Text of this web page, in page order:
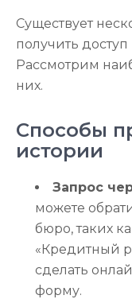
Существует
получить
Рассмотрим
них.
Способы
истории
Запрос
можете
бюро, таких
«Кредитный
сделать
форму.